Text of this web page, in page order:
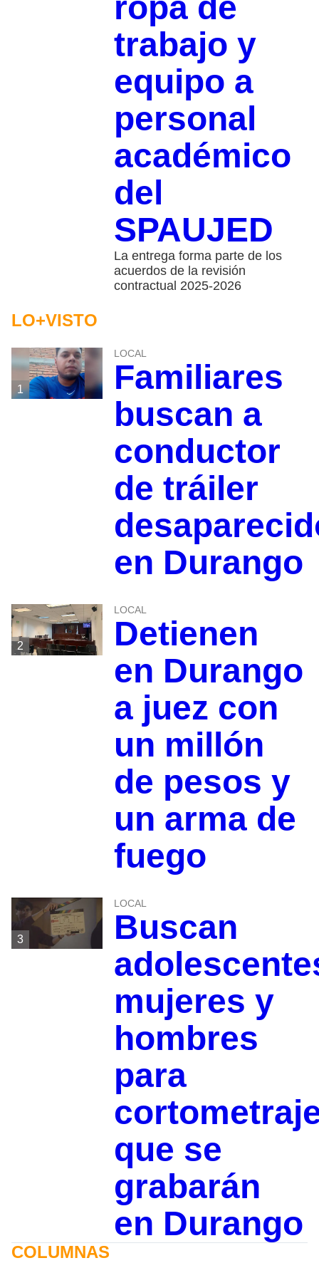
trabajo y
equipo a
personal
académico
del
SPAUJED
La entrega forma parte de los
acuerdos de la revisión
contractual 2025-2026
LO+VISTO
1
LOCAL
Familiares
buscan a
conductor
de tráiler
en Durango
2
LOCAL
Detienen
en Durango
a juez con
un millón
de pesos y
un arma de
fuego
3
LOCAL
Buscan
mujeres y
hombres
para
que se
grabarán
en Durango
COLUMNAS